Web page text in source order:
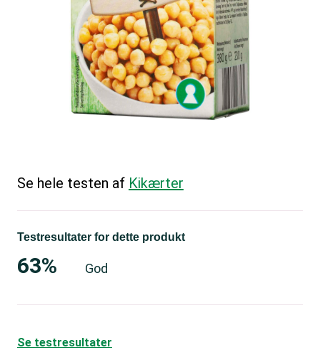
Se hele testen af Kikærter
Testresultater for dette produkt
63% God
Se testresultater